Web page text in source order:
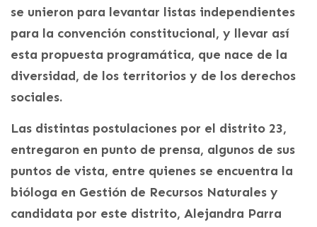
se unieron para levantar listas independientes
para la convención constitucional, y llevar así
esta propuesta programática, que nace de la
diversidad, de los territorios y de los derechos
sociales.
Las distintas postulaciones por el distrito 23,
entregaron en punto de prensa, algunos de sus
puntos de vista, entre quienes se encuentra la
bióloga en Gestión de Recursos Naturales y
candidata por este distrito, Alejandra Parra